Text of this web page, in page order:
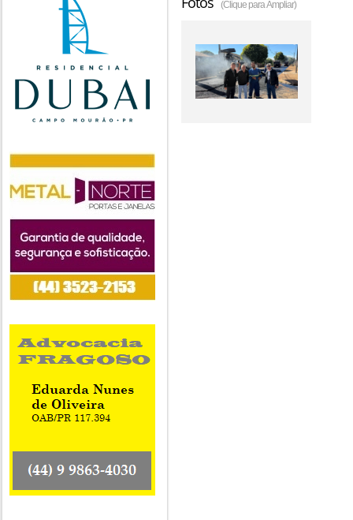
(Clique para Ampliar)